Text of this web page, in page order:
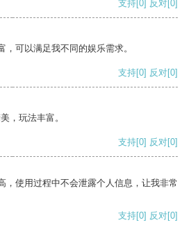
支持 [0] 反对 [0]
可以满足我不同的娱乐需求。
支持[0] 反对[0]
，玩法丰富。
支持[0] 反对[0]
，使用过程中不会泄露个人信息，让我非常
支持[0] 反对[0]